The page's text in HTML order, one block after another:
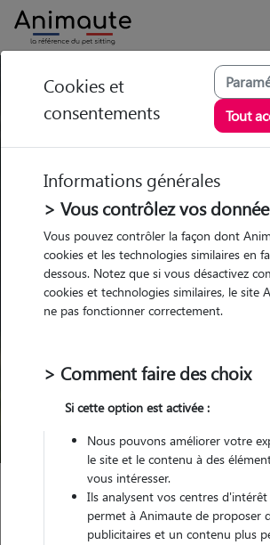
Trouvez votre gardien
Garde
chez le Pet Sitter
Garde
chez le Pet Sitter
Pour quel animal
Trouver mon Pet Sitter
Garde animaux France Auvergne-
Fontaine
Cookies et
consentements
Tout
Informations générales
> Vous contrôlez vos
Vous pouvez contrôler la façon dont
cookies et les technologies similaires en
dessous. Notez que si vous désactivez
cookies et technologies similaires, le site
ne pas fonctionner correctement.
> Comment faire des choix
Si cette option est activée :
Nous pouvons améliorer votre
le site et le contenu à des
vous intéresser.
Ils analysent vos centres
permet à Animaute de proposer
publicitaires et un contenu plus